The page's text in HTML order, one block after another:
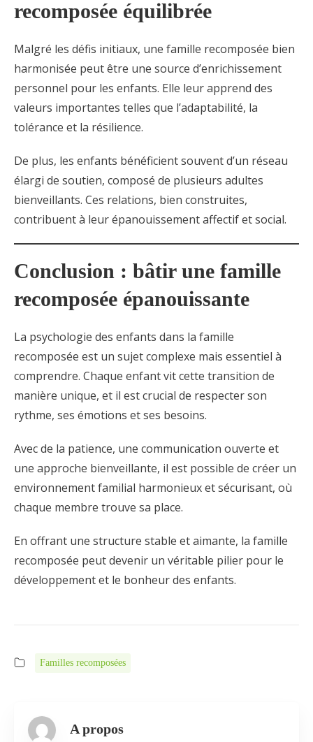
recomposée équilibrée
Malgré les défis initiaux, une famille recomposée bien
harmonisée peut être une source d’enrichissement
personnel pour les enfants. Elle leur apprend des
valeurs importantes telles que l’adaptabilité, la
tolérance et la résilience.
De plus, les enfants bénéficient souvent d’un réseau
élargi de soutien, composé de plusieurs adultes
bienveillants. Ces relations, bien construites,
contribuent à leur épanouissement affectif et social.
Conclusion : bâtir une famille
recomposée épanouissante
La psychologie des enfants dans la famille
recomposée est un sujet complexe mais essentiel à
comprendre. Chaque enfant vit cette transition de
manière unique, et il est crucial de respecter son
rythme, ses émotions et ses besoins.
Avec de la patience, une communication ouverte et
une approche bienveillante, il est possible de créer un
environnement familial harmonieux et sécurisant, où
chaque membre trouve sa place.
En offrant une structure stable et aimante, la famille
recomposée peut devenir un véritable pilier pour le
développement et le bonheur des enfants.
Familles recomposées
A propos